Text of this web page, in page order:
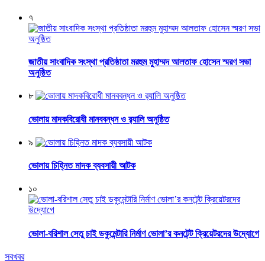
৭
জাতীয় সাংবাদিক সংস্থা প্রতিষ্ঠাতা মরহুম মুহাম্মদ আলতাফ হোসেন স্মরণ সভা
অনুষ্ঠিত
৮
ভোলায় মাদকবিরোধী মানববন্ধন ও র‌্যালি অনুষ্ঠিত
৯
ভোলায় চিহ্নিত মাদক ব্যবসায়ী আটক
১০
ভোলা-বরিশাল সেতু চাই ডকুমেন্টারি নির্মাণ ভোলা’র কনটেন্ট ক্রিয়েটরদের উদ্যোগে
সবখবর